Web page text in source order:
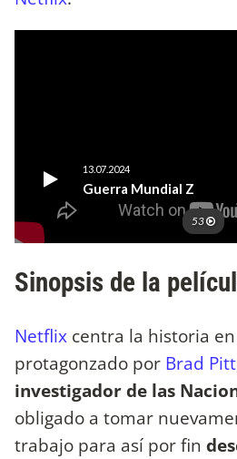
Sinopsis de la
Netflix centra la historia
protagonzado por Brad Pitt
investigador de las
obligado a tomar
trabajo para así por fin